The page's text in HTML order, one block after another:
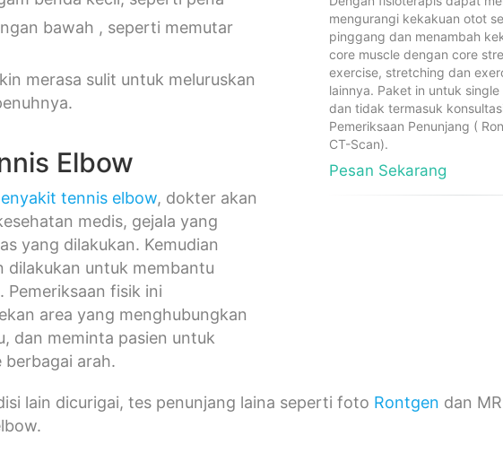
mengurangi kekakuan otot
pinggang dan menambah
core muscle dengan core
exercise, stretching dan
lainnya. Paket in untuk
dan tidak termasuk
Pemeriksaan Penunjang (
CT-Scan).
Pesan Sekarang
bawah , seperti memutar
merasa sulit untuk meluruskan
Elbow
tennis elbow, dokter akan
medis, gejala yang
yang dilakukan. Kemudian
dilakukan untuk membantu
Pemeriksaan fisik ini
area yang menghubungkan
dan meminta pasien untuk
berbagai arah.
lain dicurigai, tes penunjang laina seperti foto Rontgen dan